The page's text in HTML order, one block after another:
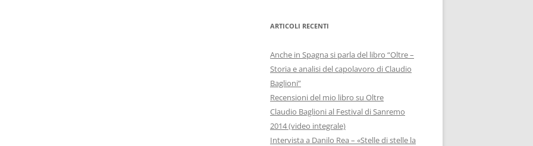
ARTICOLI RECENTI
Anche in Spagna si parla del libro “Oltre –
Storia e analisi del capolavoro di Claudio
Baglioni”
Recensioni del mio libro su Oltre
Claudio Baglioni al Festival di Sanremo
2014 (video integrale)
Intervista a Danilo Rea – «Stelle di stelle la